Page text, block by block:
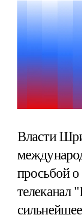
Власти
просьбой
телеканал